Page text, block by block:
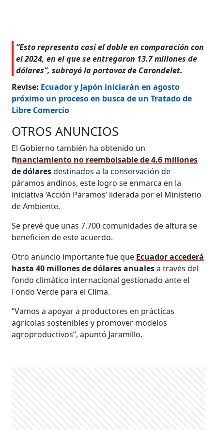
“Esto representa casi el doble en comparación con
el 2024, en el que se entregaron 13.7 millones de
dólares”, subrayó la portavoz de Carondelet.
Revise: Ecuador y Japón iniciarán en agosto
próximo un proceso en busca de un Tratado de
Libre Comercio
OTROS ANUNCIOS
El Gobierno también ha obtenido un
financiamiento no reembolsable de 4.6 millones
de dólaresdestinados a la conservación de
páramos andinos, este logro se enmarca en la
iniciativa ‘Acción Paramos’ liderada por el Ministerio
de Ambiente.
Se prevé que unas 7.700 comunidades de altura se
beneficien de este acuerdo.
Otro anuncio importante fue que Ecuador accederá
hasta 40 millones de dólares anualesa través del
fondo climático internacional gestionado ante el
Fondo Verde para el Clima.
“Vamos a apoyar a productores en prácticas
agrícolas sostenibles y promover modelos
agroproductivos”, apuntó Jaramillo.